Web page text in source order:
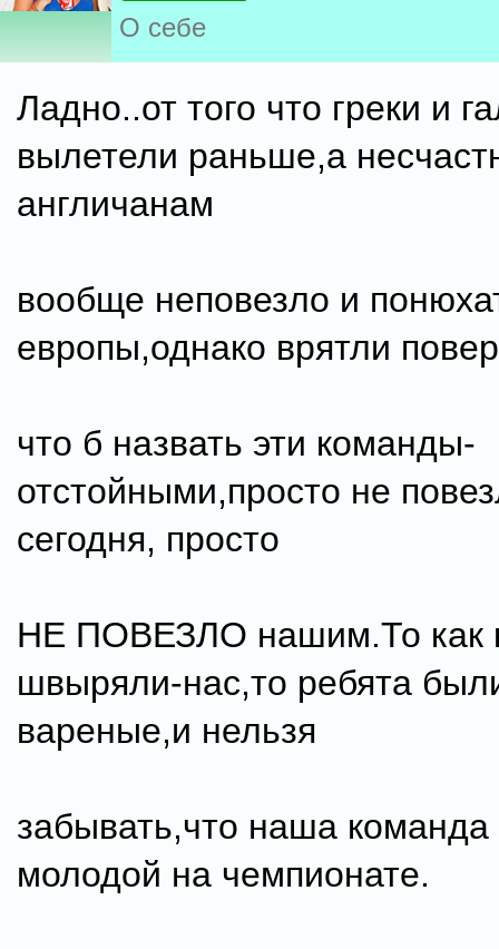
О себе
Ладно..от того что греки и
вылетели раньше,а
англичанам
вообще неповезло и
европы,однако врятли
что б назвать эти команды-
отстойными,просто не
сегодня, просто
НЕ ПОВЕЗЛО нашим.То как
швыряли-нас,то ребята
вареные,и нельзя
забывать,что наша
молодой на чемпионате.